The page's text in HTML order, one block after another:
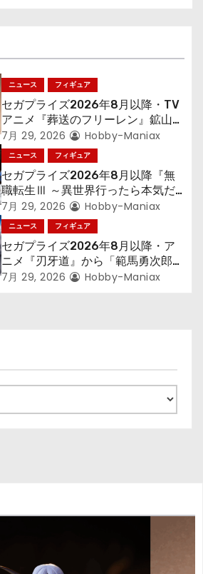
ニュース フィギュア
セガプライズ2026年8月以降・TV
アニメ『葬送のフリーレン』鉱山で
300年働くことになっっちゃった
「フリーレン」を立体化！
7月 29, 2026 Hobby-Maniax
ニュース フィギュア
セガプライズ2026年8月以降『無
職転生Ⅲ ～異世界行ったら本気だ
す～』から「ロキシー」のフィギュ
アが登場！
7月 29, 2026 Hobby-Maniax
ニュース フィギュア
セガプライズ2026年8月以降・ア
ニメ『刃牙道』から「範馬勇次郎」
が登場ッッ!!
7月 29, 2026 Hobby-Maniax